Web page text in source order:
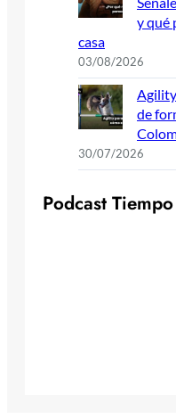
y qué
casa
03/08/2026
de
30/07/2026
Podcast Tiempo